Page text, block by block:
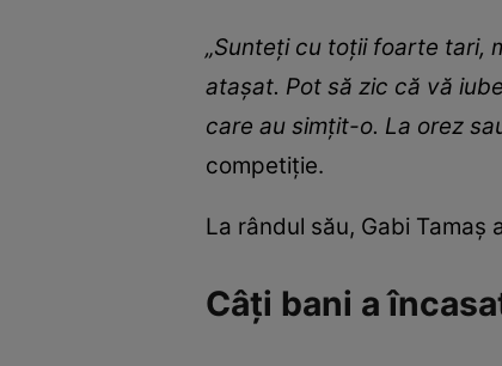
„Sunteți cu toții foarte tari,
atașat. Pot să zic că vă
care au simțit-o. La orez
competiție.
La rândul său, Gabi Tamaș
Câți bani a